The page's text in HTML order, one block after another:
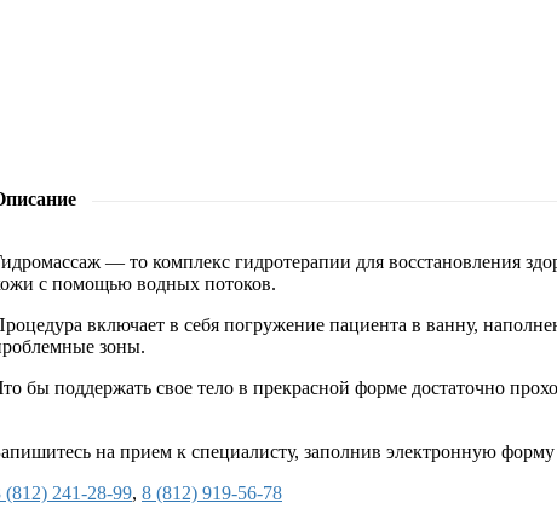
— то комплекс гидротерапии для восстановления
с помощью водных потоков.
включает в себя погружение пациента в ванну,
зоны.
бы поддержать свое тело в прекрасной форме достаточно
на прием к специалисту, заполнив электронную
(812) 241-28-99, 8 (812) 919-56-78